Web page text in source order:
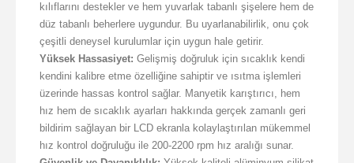
kılıflarını destekler ve hem yuvarlak tabanlı şişelere hem de
düz tabanlı beherlere uygundur. Bu uyarlanabilirlik, onu çok
çeşitli deneysel kurulumlar için uygun hale getirir.
Yüksek Hassasiyet: Gelişmiş doğruluk için sıcaklık kendi
kendini kalibre etme özelliğine sahiptir ve ısıtma işlemleri
üzerinde hassas kontrol sağlar. Manyetik karıştırıcı, hem
hız hem de sıcaklık ayarları hakkında gerçek zamanlı geri
bildirim sağlayan bir LCD ekranla kolaylaştırılan mükemmel
hız kontrol doğruluğu ile 200-2200 rpm hız aralığı sunar.